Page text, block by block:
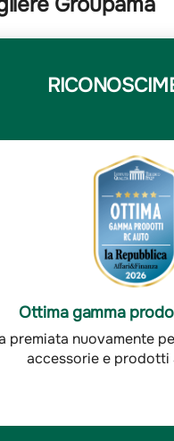
Ottima soddisfazione
è stata premiata per
clienti RC
Elena
Elena N.
Compagnia
-È un'ottima
cui mi
sempre